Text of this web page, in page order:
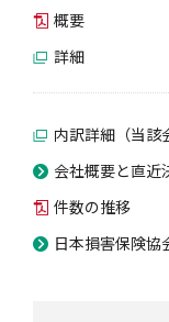
概要
詳細
内訳詳細（当該
会社概要と直近
件数の推移
日本損害保険協